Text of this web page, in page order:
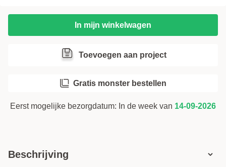
Beschrijving
In mijn winkelwagen
Toevoegen aan project
Gratis monster bestellen
Eerst mogelijke bezorgdatum: In de week van 14-09-2026